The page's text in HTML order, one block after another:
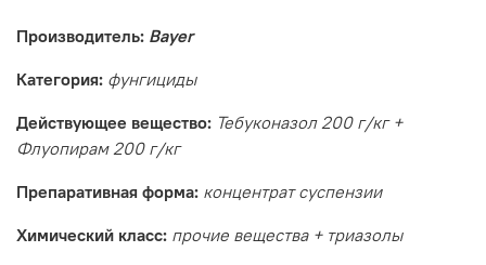
Производитель: Bayer
Категория: фунгициды
Действующее вещество: Тебуконазол 200 г/кг +
Флуопирам 200 г/кг
Препаративная форма: концентрат суспензии
Химический класс: прочие вещества + триазолы